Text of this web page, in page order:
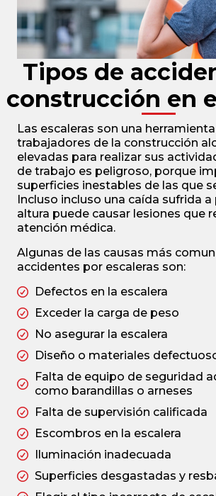
Tipos de
construcción en
Las escaleras son una
trabajadores de la construcción
elevadas para realizar sus
de trabajo es peligroso, porque
superficies inestables de las que
Incluso incluso una caída sufrida
altura puede causar lesiones que
atención médica.
Algunas de las causas más
accidentes por escaleras son:
Defectos en la escalera
Exceder la carga de peso
No asegurar la escalera
Diseño o materiales
Falta de equipo de seguridad
como barandillas o arneses
Falta de supervisión calificada
Escombros en la escalera
Iluminación inadecuada
Superficies desgastadas y